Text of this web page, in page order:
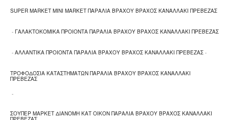
SUPER MARKET MINI MARKET ΠΑΡΑΛΙΑ ΒΡΑΧΟΥ ΒΡΑΧΟΣ ΚΑΝΑΛΛΑΚΙ ΠΡΕΒΕΖΑΣ
- ΓΑΛΑΚΤΟΚΟΜΙΚΑ ΠΡΟΙΟΝΤΑ ΠΑΡΑΛΙΑ ΒΡΑΧΟΥ ΒΡΑΧΟΣ ΚΑΝΑΛΛΑΚΙ ΠΡΕΒΕΖΑΣ
- ΑΛΛΑΝΤΙΚΑ ΠΡΟΙΟΝΤΑ ΠΑΡΑΛΙΑ ΒΡΑΧΟΥ ΒΡΑΧΟΣ ΚΑΝΑΛΛΑΚΙ ΠΡΕΒΕΖΑΣ -
ΤΡΟΦΟΔΟΣΙΑ ΚΑΤΑΣΤΗΜΑΤΩΝ ΠΑΡΑΛΙΑ ΒΡΑΧΟΥ ΒΡΑΧΟΣ ΚΑΝΑΛΛΑΚΙ
ΠΡΕΒΕΖΑΣ
-
ΣΟΥΠΕΡ ΜΑΡΚΕΤ ΔΙΑΝΟΜΗ ΚΑΤ ΟΙΚΟΝ ΠΑΡΑΛΙΑ ΒΡΑΧΟΥ ΒΡΑΧΟΣ ΚΑΝΑΛΛΑΚΙ